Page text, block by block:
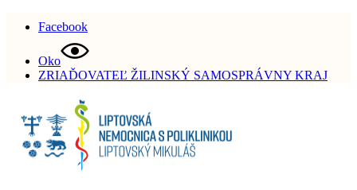
Facebook
Oko
ZRIAĎOVATEĽ ŽILINSKÝ SAMOSPRÁVNY KRAJ